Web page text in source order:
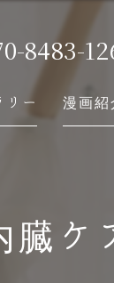
8483-
リー 漫画紹
臓ケ